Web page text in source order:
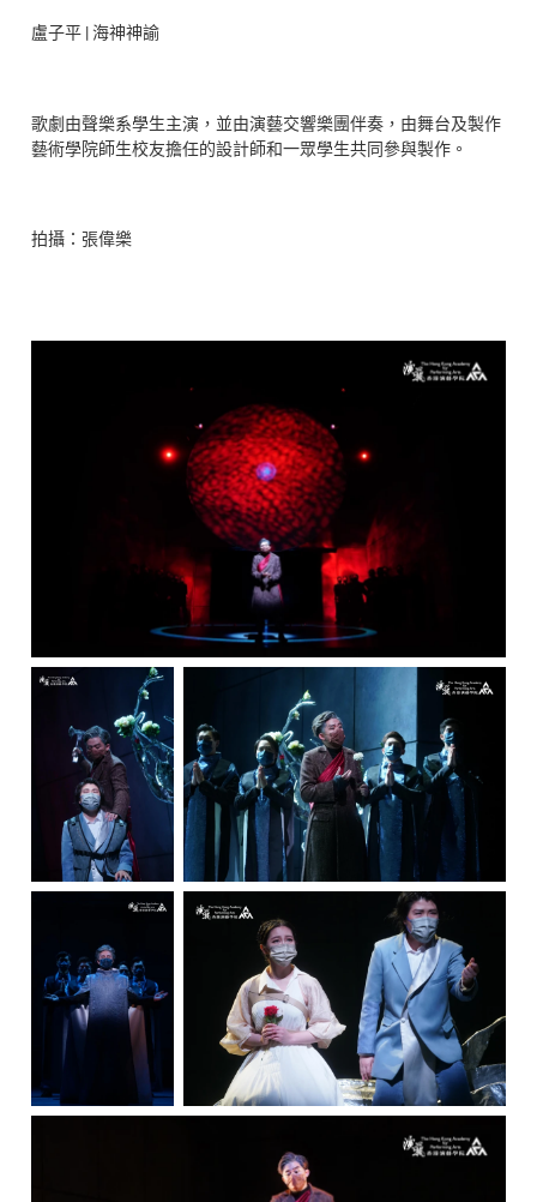
盧子平 | 海神神諭
歌劇由聲樂系學生主演，並由演藝交響樂團伴奏，由舞台及製作
藝術學院師生校友擔任的設計師和一眾學生共同參與製作。
拍攝：張偉樂